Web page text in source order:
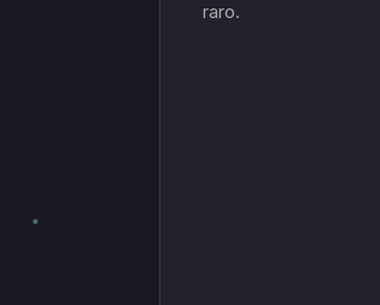
raro.